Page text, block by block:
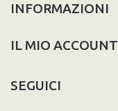
INFORMAZIONI
IL MIO ACCOUNT
SEGUICI